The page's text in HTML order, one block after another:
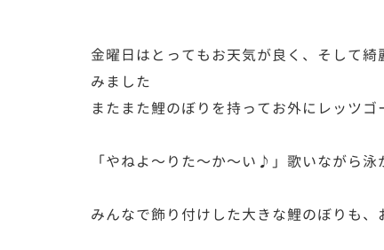
金曜日はとってもお天気が良く、そして
みました
またまた鯉のぼりを持ってお外にレッツゴ
「やねよ〜りた〜か〜い♪」歌いながら
みんなで飾り付けした大きな鯉のぼりも、